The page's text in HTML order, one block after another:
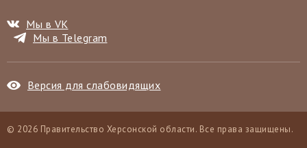
Мы в VK
Мы в Telegram
Версия для слабовидящих
© 2026 Правительство Херсонской области. Все права защищены.